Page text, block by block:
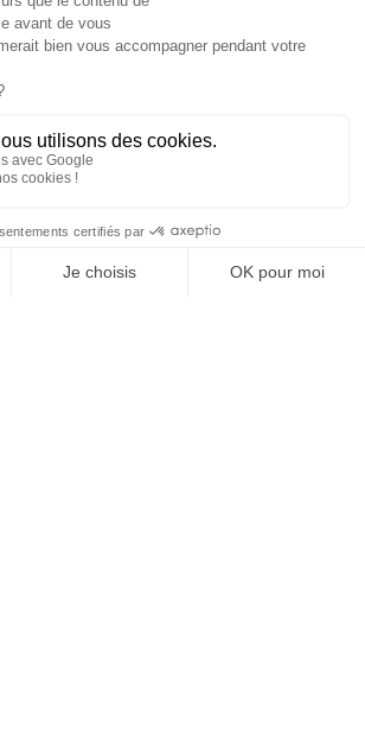
JE DÉCOUVRE LE GROUPE
SUIVEZ-NOUS